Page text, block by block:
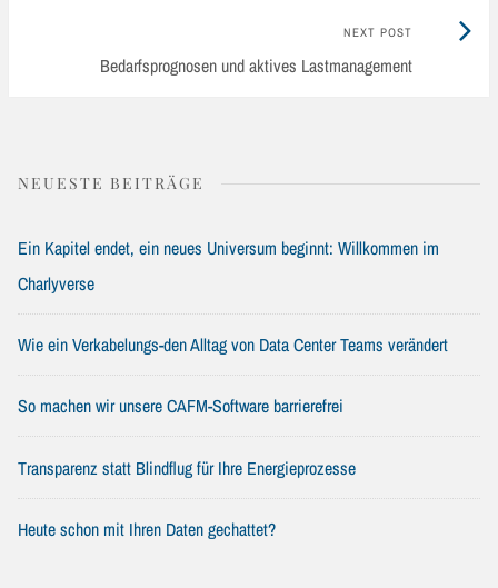
NEXT POST
Bedarfsprognosen und aktives Lastmanagement
NEUESTE BEITRÄGE
Ein Kapitel endet, ein neues Universum beginnt: Willkommen im
Charlyverse
Wie ein Verkabelungs-den Alltag von Data Center Teams verändert
So machen wir unsere CAFM-Software barrierefrei
Transparenz statt Blindflug für Ihre Energieprozesse
Heute schon mit Ihren Daten gechattet?